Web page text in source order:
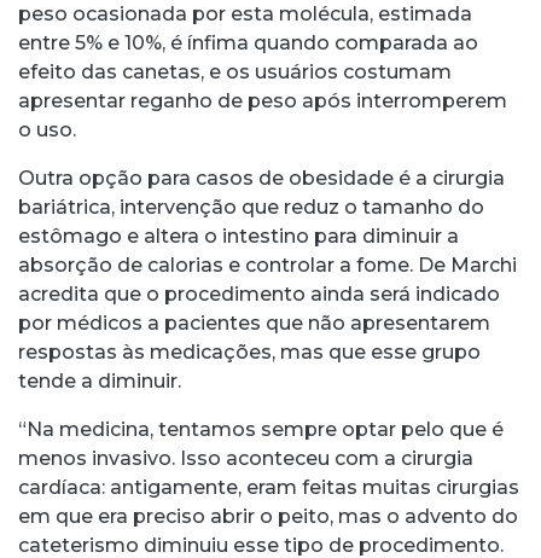
peso ocasionada por esta molécula, estimada
entre 5% e 10%, é ínfima quando comparada ao
efeito das canetas, e os usuários costumam
apresentar reganho de peso após interromperem
o uso.
Outra opção para casos de obesidade é a cirurgia
bariátrica, intervenção que reduz o tamanho do
estômago e altera o intestino para diminuir a
absorção de calorias e controlar a fome. De Marchi
acredita que o procedimento ainda será indicado
por médicos a pacientes que não apresentarem
respostas às medicações, mas que esse grupo
tende a diminuir.
“Na medicina, tentamos sempre optar pelo que é
menos invasivo. Isso aconteceu com a cirurgia
cardíaca: antigamente, eram feitas muitas cirurgias
em que era preciso abrir o peito, mas o advento do
cateterismo diminuiu esse tipo de procedimento.